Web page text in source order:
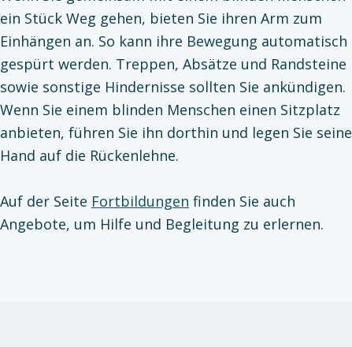
ein Stück Weg gehen, bieten Sie ihren Arm zum
Einhängen an. So kann ihre Bewegung automatisch
gespürt werden. Treppen, Absätze und Randsteine
sowie sonstige Hindernisse sollten Sie ankündigen.
Wenn Sie einem blinden Menschen einen Sitzplatz
anbieten, führen Sie ihn dorthin und legen Sie seine
Hand auf die Rückenlehne.
Auf der Seite Fortbildungen finden Sie auch
Angebote, um Hilfe und Begleitung zu erlernen.